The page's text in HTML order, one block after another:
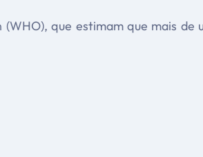
que estimam que mais de